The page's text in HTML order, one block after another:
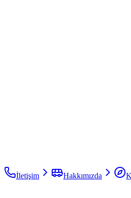
İletişim Hakkımızda